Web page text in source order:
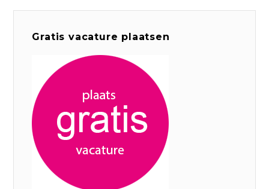
Gratis vacature plaatsen